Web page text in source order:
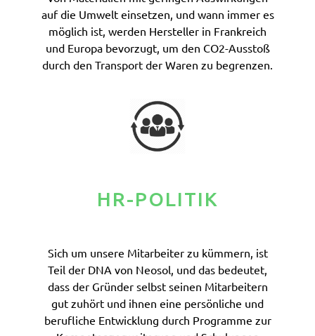
auf die Umwelt einsetzen, und wann immer es
möglich ist, werden Hersteller in Frankreich
und Europa bevorzugt, um den CO2-Ausstoß
durch den Transport der Waren zu begrenzen.
HR-POLITIK
Sich um unsere Mitarbeiter zu kümmern, ist
Teil der DNA von Neosol, und das bedeutet,
dass der Gründer selbst seinen Mitarbeitern
gut zuhört und ihnen eine persönliche und
berufliche Entwicklung durch Programme zur